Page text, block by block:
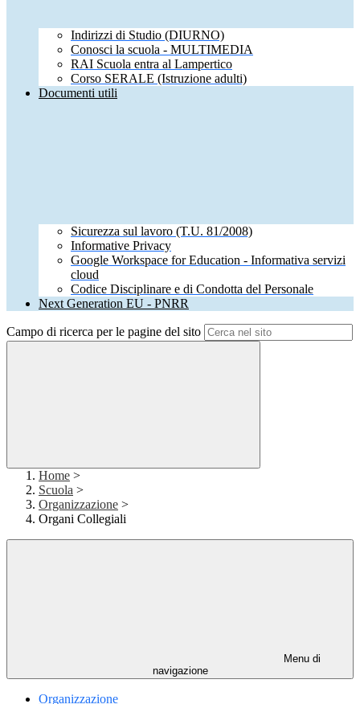
Indirizzi di Studio (DIURNO)
Conosci la scuola - MULTIMEDIA
RAI Scuola entra al Lampertico
Corso SERALE (Istruzione adulti)
Documenti utili
Sicurezza sul lavoro (T.U. 81/2008)
Informative Privacy
Google Workspace for Education - Informativa servizi
cloud
Codice Disciplinare e di Condotta del Personale
Next Generation EU - PNRR
Campo di ricerca per le pagine del sito
Home >
Scuola >
Organizzazione >
Organi Collegiali
Menu di
navigazione
Organizzazione